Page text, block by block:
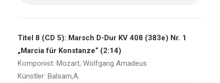
Titel 8 (CD 5): Marsch D-Dur KV 408 (383e) Nr. 1
„Marcia für Konstanze“ (2:14)
Komponist: Mozart, Wolfgang Amadeus
Künstler: Balsam,A.